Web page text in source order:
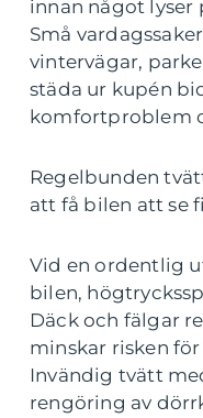
innan något lyser
Små
vintervägar,
städa ur kupén
komfortproblem
Regelbunden
att få bilen att se
Vid en ordentlig
bilen,
Däck och fälgar
minskar risken
Invändig tvätt
rengöring av